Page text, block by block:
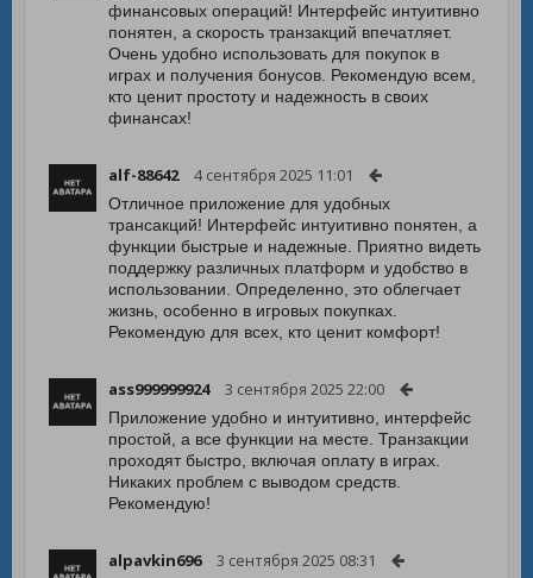
финансовых операций! Интерфейс интуитивно
понятен, а скорость транзакций впечатляет.
Очень удобно использовать для покупок в
играх и получения бонусов. Рекомендую всем,
кто ценит простоту и надежность в своих
финансах!
alf-88642 4 сентября 2025 11:01
Отличное приложение для удобных
трансакций! Интерфейс интуитивно понятен, а
функции быстрые и надежные. Приятно видеть
поддержку различных платформ и удобство в
использовании. Определенно, это облегчает
жизнь, особенно в игровых покупках.
Рекомендую для всех, кто ценит комфорт!
ass999999924 3 сентября 2025 22:00
Приложение удобно и интуитивно, интерфейс
простой, а все функции на месте. Транзакции
проходят быстро, включая оплату в играх.
Никаких проблем с выводом средств.
Рекомендую!
alpavkin696 3 сентября 2025 08:31